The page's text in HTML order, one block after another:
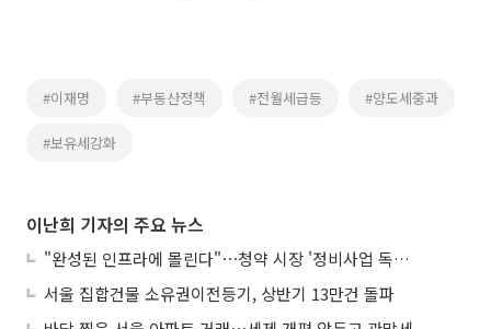
#이재명 #부동산정책 #전월세급등 #양도세중과
#보유세강화
이난희 기자의 주요 뉴스
"완성된 인프라에 몰린다"⋯청약 시장 '정비사업 독주' 42배 격차
서울 집합건물 소유권이전등기, 상반기 13만건 돌파